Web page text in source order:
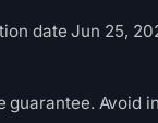
date Jun 25,
Avoid